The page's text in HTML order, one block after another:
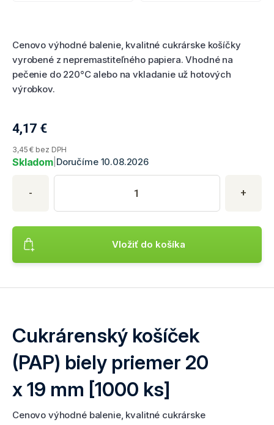
Cenovo výhodné balenie, kvalitné cukrárske košíčky
vyrobené z nepremastiteľného papiera. Vhodné na
pečenie do 220°C alebo na vkladanie už hotových
výrobkov.
4,17 €
Aktuálna cena produktu
3,45 € bez DPH
Skladom| Doručíme 10.08.2026
Množstvo produktu
- +
Zadajte požadované množstvo produktu. Minimálne
Vložiť do košíka
Pridá produkt Cukrárenský košíček (PAP) biely priemer 20
Cukrárenský košíček
(PAP) biely priemer 20
x 19 mm [1000 ks]
Cenovo výhodné balenie, kvalitné cukrárske